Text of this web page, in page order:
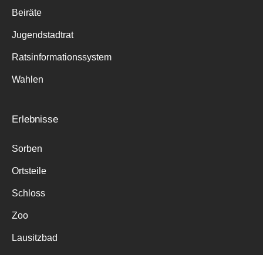
Beiräte
Jugendstadtrat
Ratsinformationssystem
Wahlen
Erlebnisse
Sorben
Ortsteile
Schloss
Zoo
Lausitzbad